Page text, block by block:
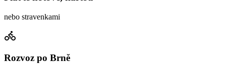
nebo stravenkami
Rozvoz po Brně